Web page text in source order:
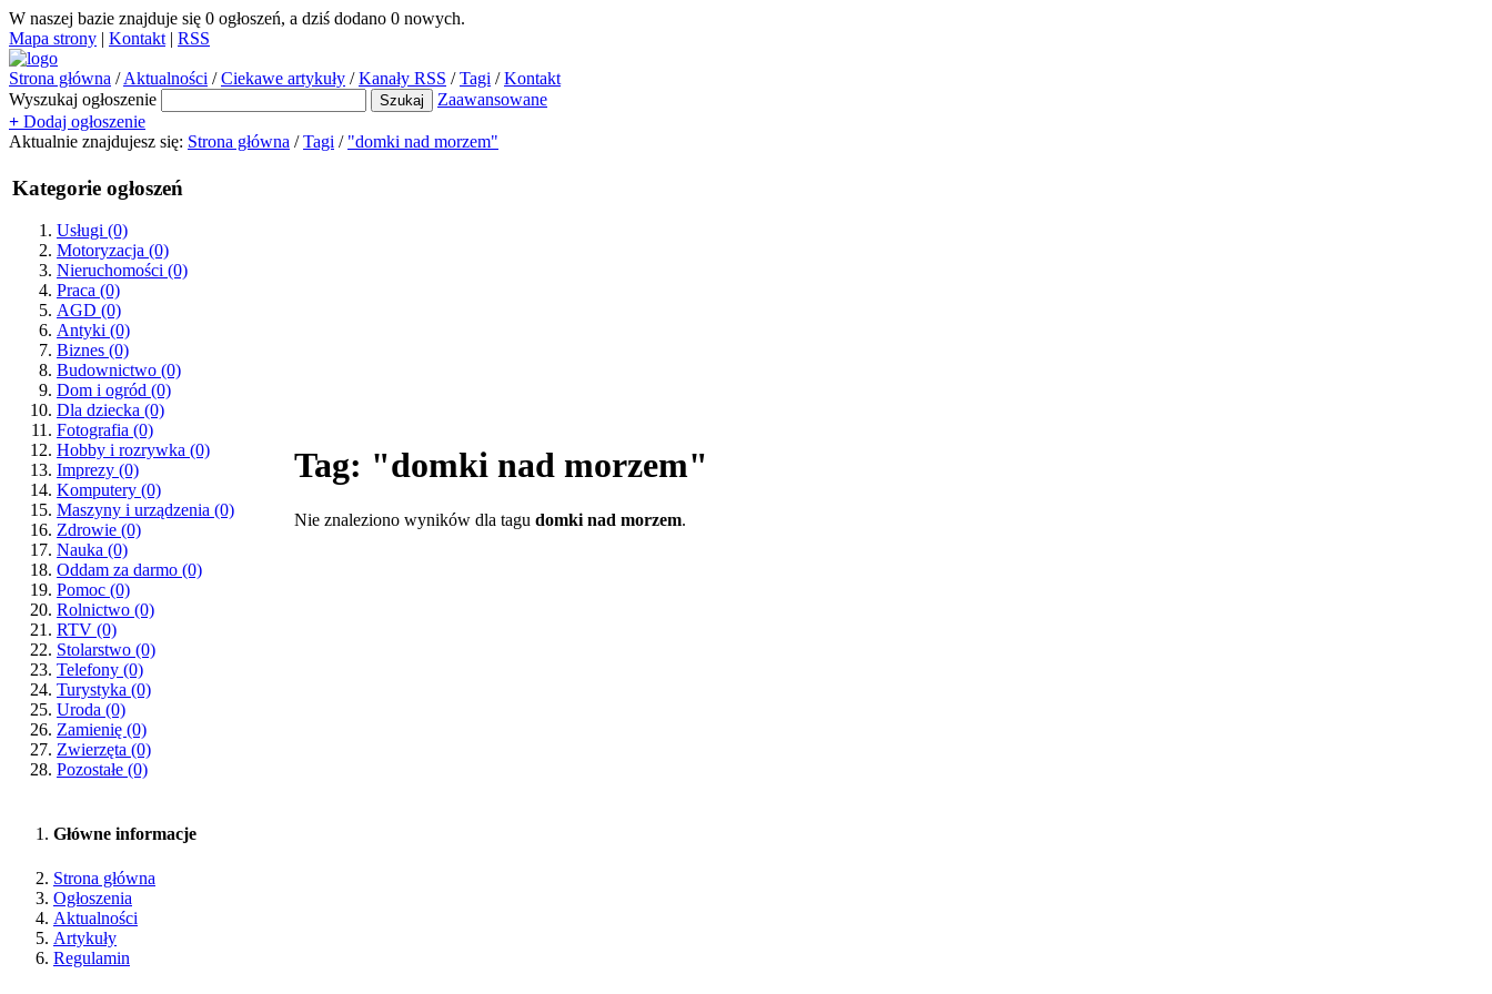
W naszej bazie znajduje się 0 ogłoszeń, a dziś dodano 0 nowych.
Mapa strony | Kontakt | RSS
Strona główna / Aktualności / Ciekawe artykuły / Kanały RSS / Tagi / Kontakt
Wyszukaj ogłoszenie
Zaawansowane
+ Dodaj ogłoszenie
Aktualnie znajdujesz się: Strona główna / Tagi / "domki nad morzem"
Kategorie ogłoszeń
Usługi (0)
Motoryzacja (0)
Nieruchomości (0)
Praca (0)
AGD (0)
Antyki (0)
Biznes (0)
Budownictwo (0)
Dom i ogród (0)
Dla dziecka (0)
Fotografia (0)
Hobby i rozrywka (0)
Imprezy (0)
Komputery (0)
Maszyny i urządzenia (0)
Zdrowie (0)
Nauka (0)
Oddam za darmo (0)
Pomoc (0)
Rolnictwo (0)
RTV (0)
Stolarstwo (0)
Telefony (0)
Turystyka (0)
Uroda (0)
Zamienię (0)
Zwierzęta (0)
Pozostałe (0)
Tag: "domki nad morzem"
Nie znaleziono wyników dla tagu domki nad morzem.
Główne informacje
Strona główna
Ogłoszenia
Aktualności
Artykuły
Regulamin